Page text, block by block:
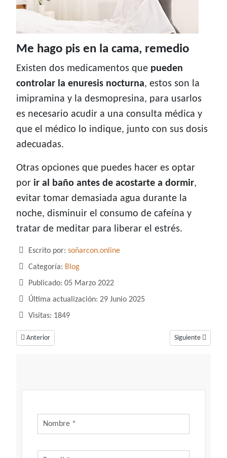
Me hago pis en la cama, remedio
Existen dos medicamentos que pueden
controlar la enuresis nocturna, estos son la
imipramina y la desmopresina, para usarlos
es necesario acudir a una consulta médica y
que el médico lo indique, junto con sus dosis
adecuadas.
Otras opciones que puedes hacer es optar
por ir al baño antes de acostarte a dormir,
evitar tomar demasiada agua durante la
noche, disminuir el consumo de cafeína y
tratar de meditar para liberar el estrés.
Detalles
Escrito por: soñarcon.online
Categoría: Blog
Publicado: 05 Marzo 2022
Última actualización: 29 Junio 2025
Visitas: 1849
Artículo anterior: Me despierto por la noche sudando
Anterior Artículo
Siguiente